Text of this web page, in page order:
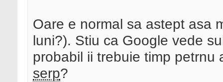
Oare e normal sa astept asa
luni?). Stiu ca Google vede
probabil ii trebuie timp petrnu
serp?